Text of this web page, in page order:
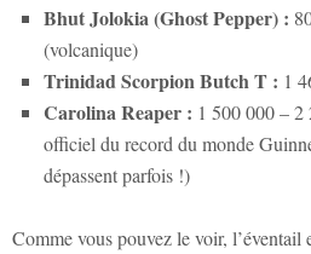
Bhut Jolokia (Ghost Pepper) :
(volcanique)
Trinidad Scorpion Butch T : 1
Carolina Reaper : 1 500 000 –
officiel du record du monde
dépassent parfois !)
Comme vous pouvez le voir, l’éventail